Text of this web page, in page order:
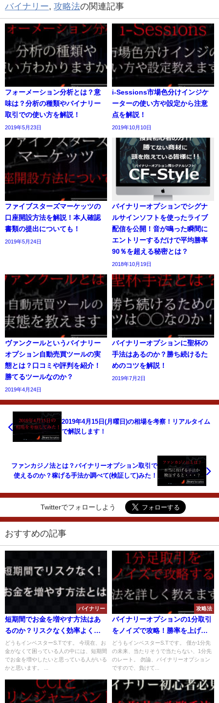
バイナリー 攻略法の関連記事
フォーメーション分析とは？意
味は？分析の種類やバイナリー
取引での使い方を解説！
2019年5月23日
i-Sessions市場色分けインジケ
ーターの使い方や設定から注意
点を解説！
2019年10月10日
ファイブスターズマーケッツの
口座開設方法を解説！本人確認
書類の提出についても！
2019年5月24日
バイナリーオプションでシグナ
ルサインソフトを使ったライブ
配信を公開！音が鳴った瞬間に
エントリーするだけで平均勝率
90％を超える秘密とは？
2018年10月19日
ヴァンクールというバイナリー
オプション自動売買ツールの実
態とは？口コミや評判を紹介！
勝てるツールなのか？
2019年4月24日
バイナリーオプションに聖杯の
手法はあるのか？勝ち続けるた
めのコツを解説！
2019年7月2日
2019年4月15日(月曜日)の相場を考察！リアルタイム
で解説します！
ファンカジノ法とは？バイナリーオプション取引で
使えるのか？稼げる手法か調べて(検証して)みた！
Twitterでフォローしよう
おすすめの記事
バイナリー
短期間でお金を増やす方法はあ
るのか？リスクなく効率よくお
金が稼げる方法を紹介！
どうもインベスターS.Tです。 今現在、お
金がなくて困っている人の中には、短期間
でお金を増やしたいと思っている人がいる
かと思います。 ...
攻略法
バイナリーオプションの1分取引
をノイズで攻略！勝率を上げる
ノイズ攻略手法とは？
どうもインベスターS.Tです。 僅か1分先
の未来、当たりそうで当たらない、1分先
のレート。 勿論、バイナリーオプション
ですので、負けて...